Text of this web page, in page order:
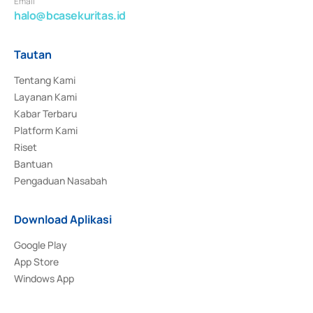
halo@bcasekuritas.id
Tautan
Tentang Kami
Layanan Kami
Kabar Terbaru
Platform Kami
Riset
Bantuan
Pengaduan Nasabah
Download Aplikasi
Google Play
App Store
Windows App